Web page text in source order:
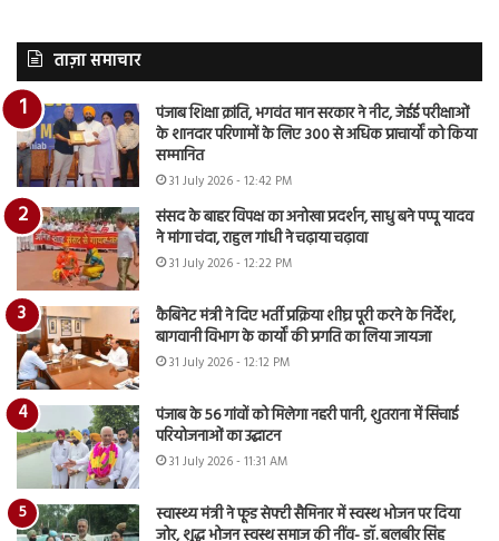
ताज़ा समाचार
पंजाब शिक्षा क्रांति, भगवंत मान सरकार ने नीट, जेईई परीक्षाओं
के शानदार परिणामों के लिए 300 से अधिक प्राचार्यों को किया
सम्मानित
31 July 2026 - 12:42 PM
संसद के बाहर विपक्ष का अनोखा प्रदर्शन, साधु बने पप्पू यादव
ने मांगा चंदा, राहुल गांधी ने चढ़ाया चढ़ावा
31 July 2026 - 12:22 PM
कैबिनेट मंत्री ने दिए भर्ती प्रक्रिया शीघ्र पूरी करने के निर्देश,
बागवानी विभाग के कार्यों की प्रगति का लिया जायजा
31 July 2026 - 12:12 PM
पंजाब के 56 गांवों को मिलेगा नहरी पानी, शुतराना में सिंचाई
परियोजनाओं का उद्घाटन
31 July 2026 - 11:31 AM
स्वास्थ्य मंत्री ने फूड सेफ्टी सैमिनार में स्वस्थ भोजन पर दिया